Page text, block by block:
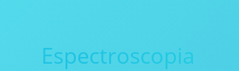
Espectroscopia